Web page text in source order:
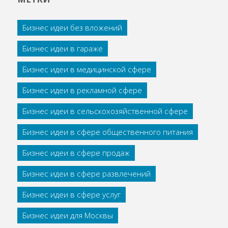
Бизнес идеи без вложений
Бизнес идеи в гараже
Бизнес идеи в медицинской сфере
Бизнес идеи в рекламной сфере
Бизнес идеи в сельскохозяйственной сфере
Бизнес идеи в сфере общественного питания
Бизнес идеи в сфере продаж
Бизнес идеи в сфере развлечений
Бизнес идеи в сфере услуг
Бизнес идеи для Москвы